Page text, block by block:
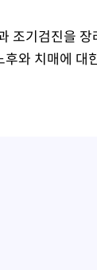
조기검진을
와 치매에 대